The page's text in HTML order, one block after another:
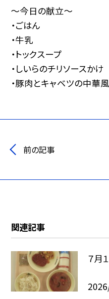
～今日の献立～
・ごはん
・牛乳
・トックスープ
・しいらのチリソースかけ
・豚肉とキャベツの中華
前の記事
関連記事
７月